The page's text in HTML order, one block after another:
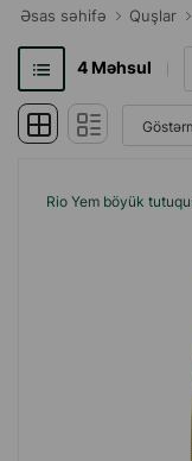
Əsas səhifə Quşlar
4Məhsul
Rio Yem böyük